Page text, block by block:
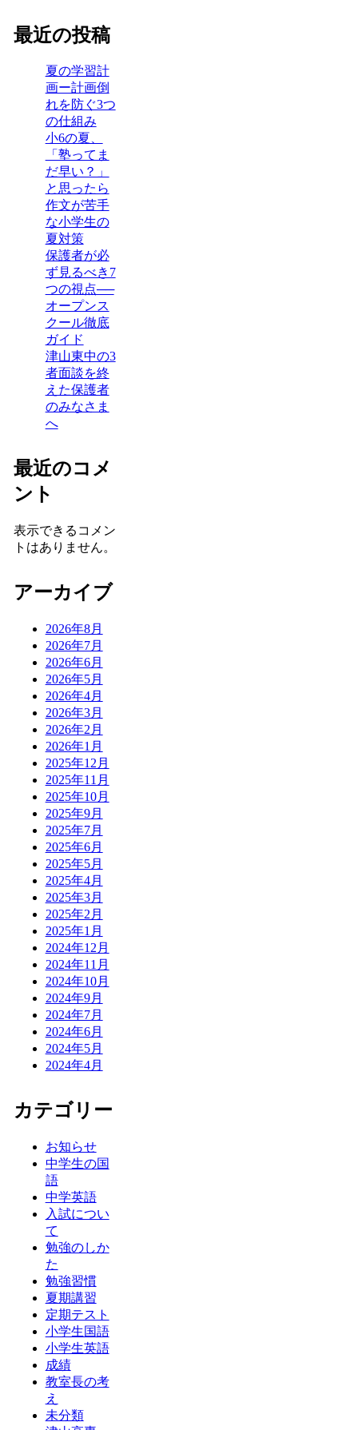
最近の投稿
夏の学習計
画ー計画倒
れを防ぐ3つ
の仕組み
小6の夏、
「塾ってま
だ早い？」
と思ったら
作文が苦手
な小学生の
夏対策
保護者が必
ず見るべき7
つの視点──
オープンス
クール徹底
ガイド
津山東中の3
者面談を終
えた保護者
のみなさま
へ
最近のコメ
ント
表示できるコメン
トはありません。
アーカイブ
2026年8月
2026年7月
2026年6月
2026年5月
2026年4月
2026年3月
2026年2月
2026年1月
2025年12月
2025年11月
2025年10月
2025年9月
2025年7月
2025年6月
2025年5月
2025年4月
2025年3月
2025年2月
2025年1月
2024年12月
2024年11月
2024年10月
2024年9月
2024年7月
2024年6月
2024年5月
2024年4月
カテゴリー
お知らせ
中学生の国
語
中学英語
入試につい
て
勉強のしか
た
勉強習慣
夏期講習
定期テスト
小学生国語
小学生英語
成績
教室長の考
え
未分類